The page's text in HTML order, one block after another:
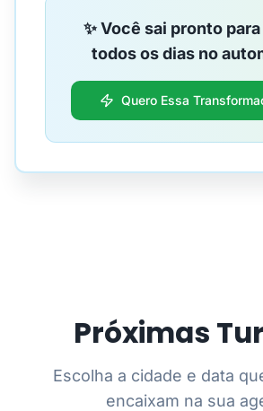
✨ Você sai pronto
todos os dias no
Quero Essa
Próximas
Escolha a cidade e data
encaixam na sua